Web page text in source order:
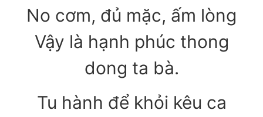
No cơm, đủ mặc, ấm lòng
Vậy là hạnh phúc thong
dong ta bà.
Tu hành để khỏi kêu ca